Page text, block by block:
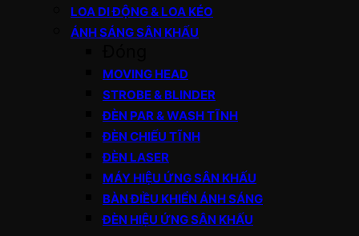
LOA DI ĐỘNG & LOA KÉO
ÁNH SÁNG SÂN KHẤU
MOVING HEAD
STROBE & BLINDER
ĐÈN PAR & WASH TĨNH
ĐÈN CHIẾU TĨNH
ĐÈN LASER
MÁY HIỆU ỨNG SÂN KHẤU
BÀN ĐIỀU KHIỂN ÁNH SÁNG
ĐÈN HIỆU ỨNG SÂN KHẤU